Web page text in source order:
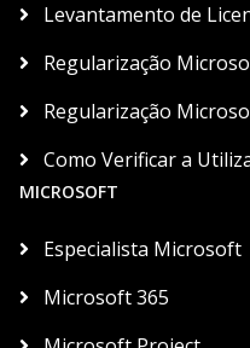
Levantamento de
Regularização
Regularização
Como Verificar a
MICROSOFT
Especialista Microsoft
Microsoft 365